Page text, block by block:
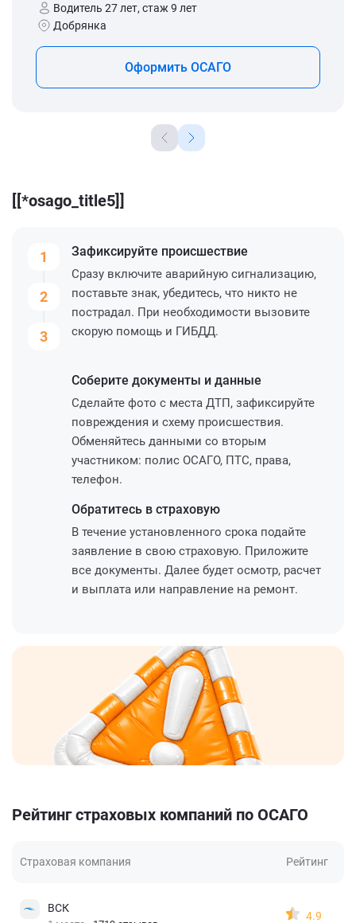
Водитель 27 лет, стаж 9 лет
Добрянка
Оформить ОСАГО
[[*osago_title5]]
1
2
3
Зафиксируйте происшествие
Сразу включите аварийную сигнализацию,
поставьте знак, убедитесь, что никто не
пострадал. При необходимости вызовите
скорую помощь и ГИБДД.
Соберите документы и данные
Сделайте фото с места ДТП, зафиксируйте
повреждения и схему происшествия.
Обменяйтесь данными со вторым
участником: полис ОСАГО, ПТС, права,
телефон.
Обратитесь в страховую
В течение установленного срока подайте
заявление в свою страховую. Приложите
все документы. Далее будет осмотр, расчет
и выплата или направление на ремонт.
Рейтинг страховых компаний по ОСАГО
Страховая компания Рейтинг
ВСК
4.9